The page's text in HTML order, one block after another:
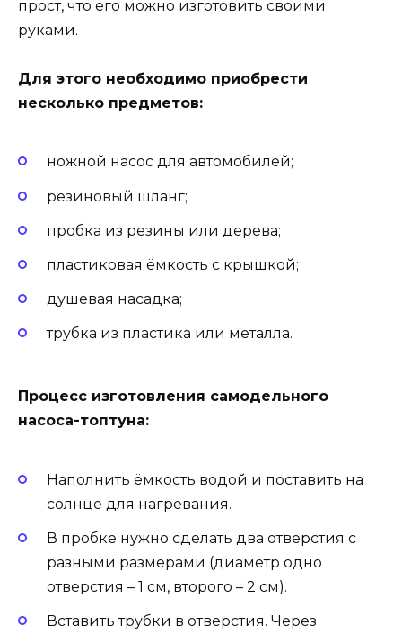
прост, что его можно изготовить своими
руками.
Для этого необходимо приобрести
несколько предметов:
ножной насос для автомобилей;
резиновый шланг;
пробка из резины или дерева;
пластиковая ёмкость с крышкой;
душевая насадка;
трубка из пластика или металла.
Процесс изготовления самодельного
насоса-топтуна:
Наполнить ёмкость водой и поставить на
солнце для нагревания.
В пробке нужно сделать два отверстия с
разными размерами (диаметр одно
отверстия – 1 см, второго – 2 см).
Вставить трубки в отверстия. Через